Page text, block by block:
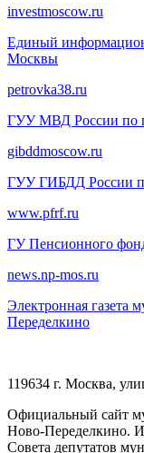
investmoscow.ru
Единый
Москвы
petrovka38.ru
ГУУ МВД России по
gibddmoscow.ru
ГУУ ГИБДД России
www.pfrf.ru
ГУ Пенсионного
news.np-mos.ru
Электронная газета
Переделкино
119634 г. Москва,
Официальный сайт
Ново-Переделкино.
Совета депутатов